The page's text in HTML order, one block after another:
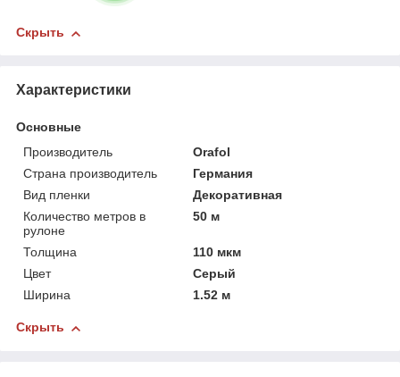
Скрыть
Характеристики
Основные
Производитель
Orafol
Страна производитель
Германия
Вид пленки
Декоративная
Количество метров в
рулоне
50 м
Толщина
110 мкм
Цвет
Серый
Ширина
1.52 м
Скрыть